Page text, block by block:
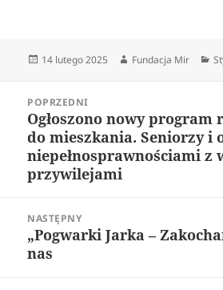
Data
14 lutego 2025 Autor
Fundacja Mir
wpisuPOPRZEDNI
Poprzedni
wpis:
Ogłoszono nowy program
do mieszkania. Seniorzy i
niepełnosprawnościami z
przywilejami
NASTĘPNY
Następny
wpis:
„Pogwarki Jarka –
nas